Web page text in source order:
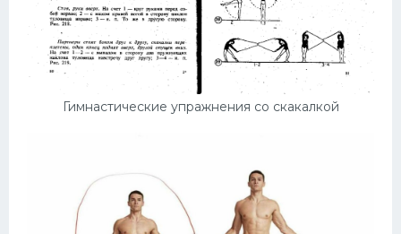
Гимнастические упражнения со скакалкой